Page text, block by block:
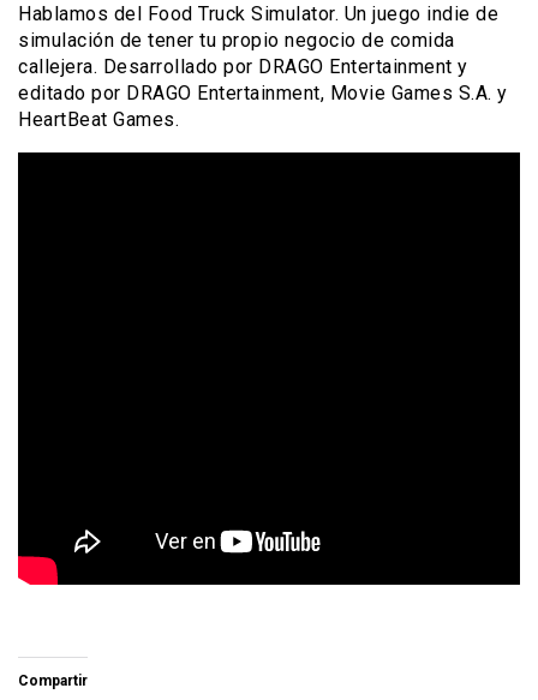
Hablamos del Food Truck Simulator. Un juego indie de
simulación de tener tu propio negocio de comida
callejera. Desarrollado por DRAGO Entertainment y
editado por DRAGO Entertainment, Movie Games S.A. y
HeartBeat Games.
Compartir